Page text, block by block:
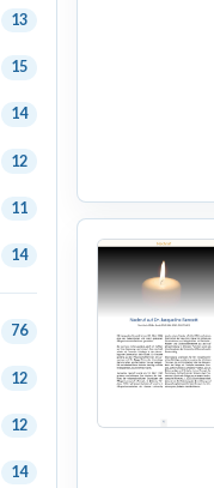
13
15
14
12
11
14
76
12
12
14